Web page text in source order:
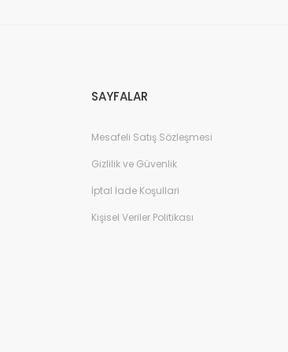
SAYFALAR
Mesafeli Satış Sözleşmesi
Gizlilik ve Güvenlik
İptal İade Koşullari
Kişisel Veriler Politikası